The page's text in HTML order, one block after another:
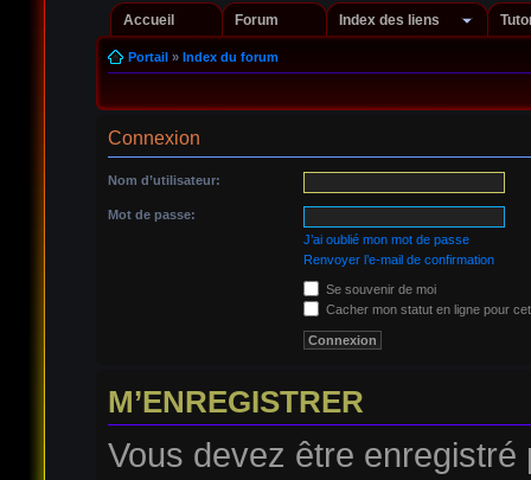
Accueil Forum Index des liens
Portail» Index du forum
Connexion
Nom d’utilisateur:
Mot de passe:
J’ai oublié mon mot de passe
Renvoyer l’e-mail de confirmation
Se souvenir de moi
Cacher mon statut en ligne pour
M’ENREGISTRER
Vous devez être